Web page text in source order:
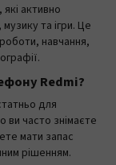
активно
та ігри. Це
навчання,
Redmi?
для
часто знімаєте
мати запас
рішенням.